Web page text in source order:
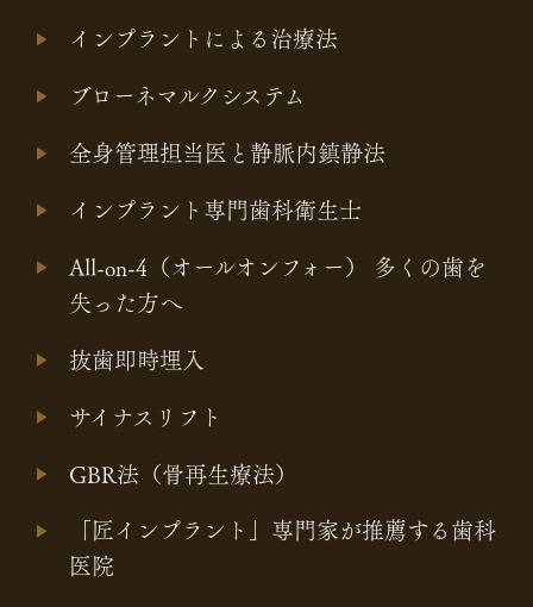
インプラントによる治療法
ブローネマルクシステム
全身管理担当医と静脈内鎮静法
インプラント専門歯科衛生士
All-on-4（オールオンフォー） 多くの歯を
失った方へ
抜歯即時埋入
サイナスリフト
GBR法（骨再生療法）
「匠インプラント」専門家が推薦する歯科
医院